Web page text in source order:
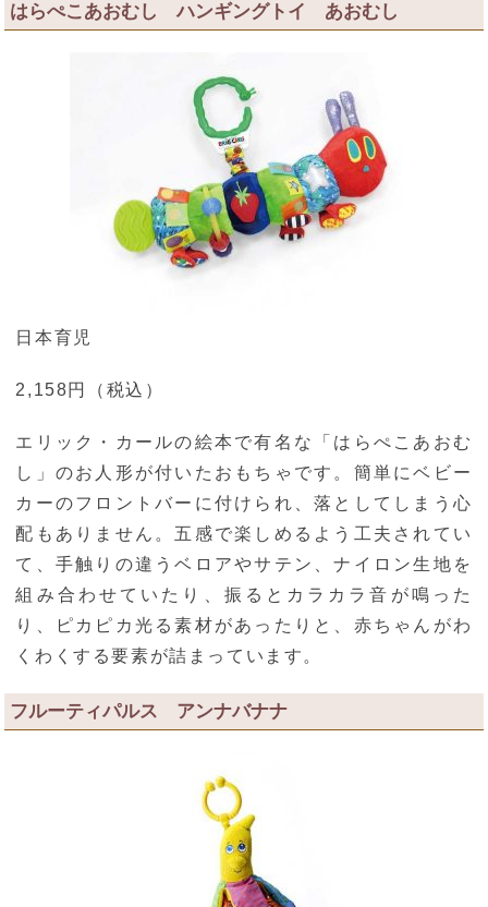
はらぺこあおむし ハンギングトイ あおむし
日本育児
2,158円（税込）
エリック・カールの絵本で有名な「はらぺこあおむ
し」のお人形が付いたおもちゃです。簡単にベビー
カーのフロントバーに付けられ、落としてしまう心
配もありません。五感で楽しめるよう工夫されてい
て、手触りの違うベロアやサテン、ナイロン生地を
組み合わせていたり、振るとカラカラ音が鳴った
り、ピカピカ光る素材があったりと、赤ちゃんがわ
くわくする要素が詰まっています。
フルーティパルス アンナバナナ